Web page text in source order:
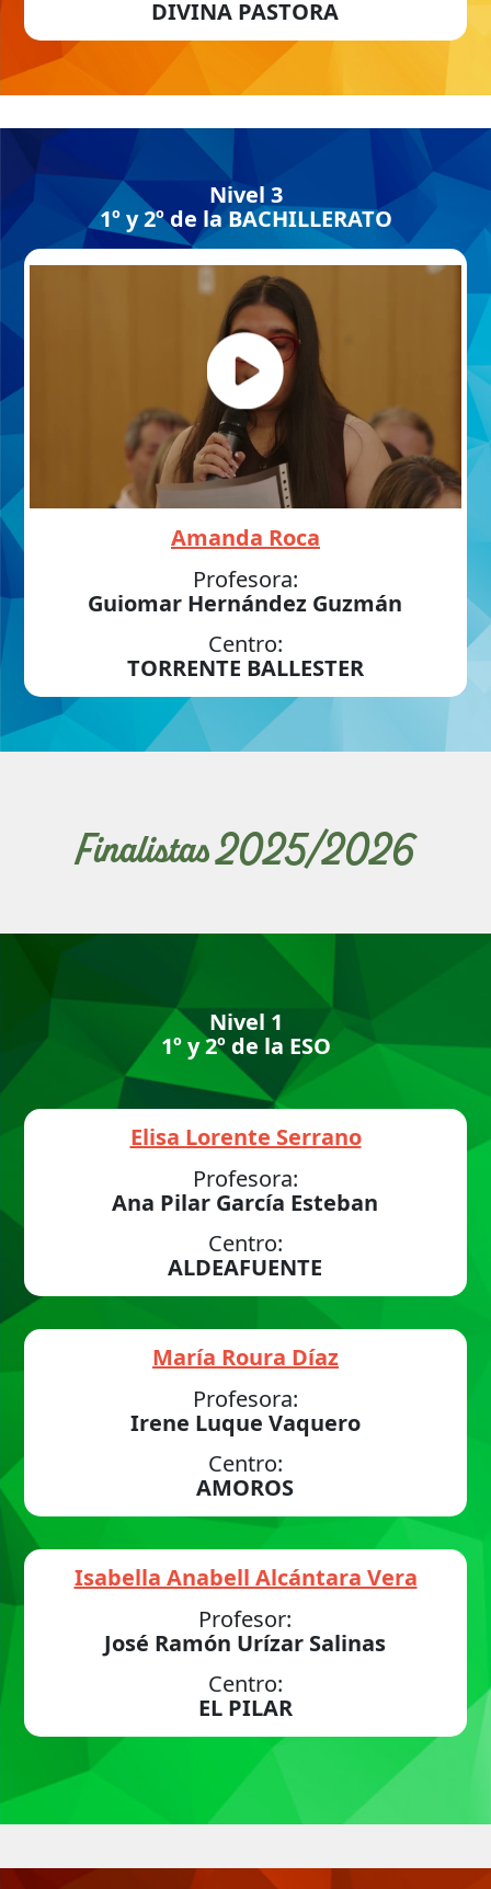
DIVINA PASTORA
Nivel 3
1º y 2º de la BACHILLERATO
Amanda Roca
Profesora:
Guiomar Hernández Guzmán
Centro:
TORRENTE BALLESTER
Finalistas 2025/2026
Nivel 1
1º y 2º de la ESO
Elisa Lorente Serrano
Profesora:
Ana Pilar García Esteban
Centro:
ALDEAFUENTE
María Roura Díaz
Profesora:
Irene Luque Vaquero
Centro:
AMOROS
Isabella Anabell Alcántara Vera
Profesor:
José Ramón Urízar Salinas
Centro:
EL PILAR